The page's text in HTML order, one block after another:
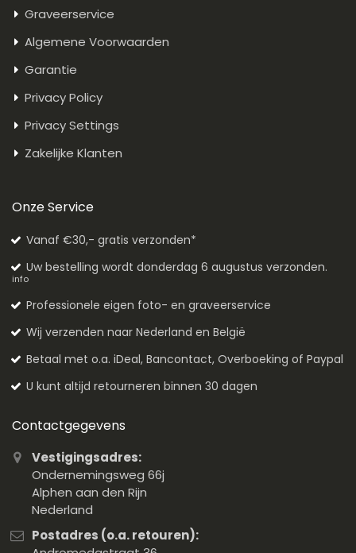
Graveerservice
Algemene Voorwaarden
Garantie
Privacy Policy
Privacy Settings
Zakelijke Klanten
Onze Service
Vanaf €30,- gratis verzonden*
Uw bestelling wordt donderdag 6 augustus verzonden.
info
Professionele eigen foto- en graveerservice
Wij verzenden naar Nederland en België
Betaal met o.a. iDeal, Bancontact, Overboeking of Paypal
U kunt altijd retourneren binnen 30 dagen
Contactgegevens
Vestigingsadres:
Ondernemingsweg 66j
Alphen aan den Rijn
Nederland
Postadres (o.a. retouren):